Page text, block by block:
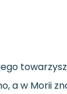
a w Morii